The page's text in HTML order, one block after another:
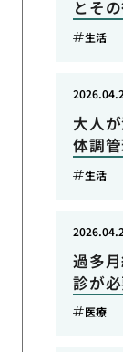
とそ
生活
大人
体調
生活
過多
診が
医療